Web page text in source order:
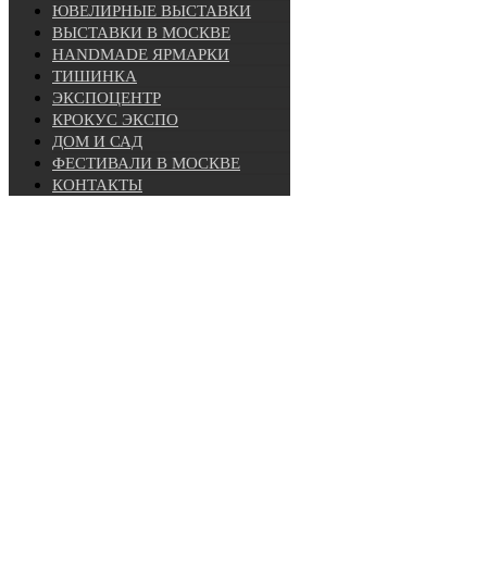
ЮВЕЛИРНЫЕ ВЫСТАВКИ
ВЫСТАВКИ В МОСКВЕ
HANDMADE ЯРМАРКИ
ТИШИНКА
ЭКСПОЦЕНТР
КРОКУС ЭКСПО
ДОМ И САД
ФЕСТИВАЛИ В МОСКВЕ
КОНТАКТЫ